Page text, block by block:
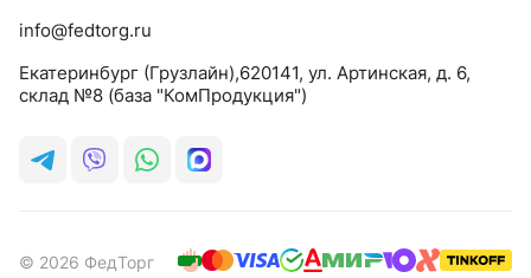
info@fedtorg.ru
Екатеринбург (Грузлайн),620141, ул. Артинская, д. 6,
склад №8 (база "КомПродукция")
© 2026 ФедТорг